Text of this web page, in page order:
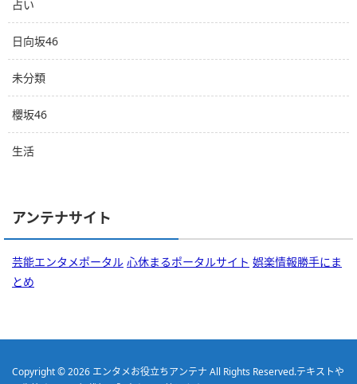
占い
日向坂46
未分類
櫻坂46
生活
アンテナサイト
芸能エンタメポータル 心休まるポータルサイト 娯楽情報勝手にま
とめ
Copyright © 2026 エンタメお役立ちアンテナ All Rights Reserved.テキストや